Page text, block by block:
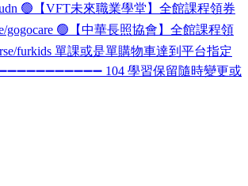
🟢【VFT未來職業學堂】全館課程領券
gogocare 🟢【中華長照協會】全館課程領
furkids 單課或是單購物車達到平台指定
104 學習保留隨時變更或